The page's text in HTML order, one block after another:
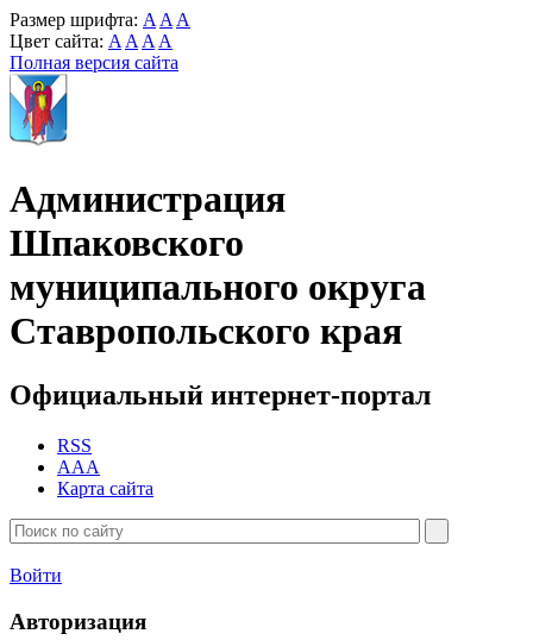
Размер шрифта: A A A
Цвет сайта: A A A A
Полная версия сайта
Администрация
Шпаковского
муниципального округа
Ставропольского края
Официальный интернет-портал
RSS
AAA
Карта сайта
Войти
Авторизация